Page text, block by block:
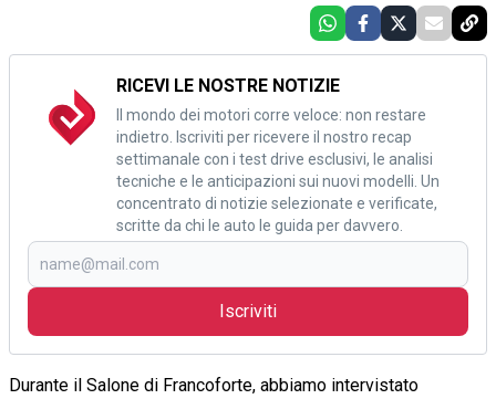
RICEVI LE NOSTRE NOTIZIE
Il mondo dei motori corre veloce: non restare
indietro. Iscriviti per ricevere il nostro recap
settimanale con i test drive esclusivi, le analisi
tecniche e le anticipazioni sui nuovi modelli. Un
concentrato di notizie selezionate e verificate,
scritte da chi le auto le guida per davvero.
Iscriviti
Durante il Salone di Francoforte, abbiamo intervistato